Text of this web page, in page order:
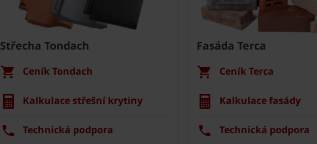
Střecha Tondach
Ceník Tondach
Kalkulace střešní krytiny
Technická podpora
Fasáda Terca
Ceník Terca
Kalkulace fasády
Technická podpora